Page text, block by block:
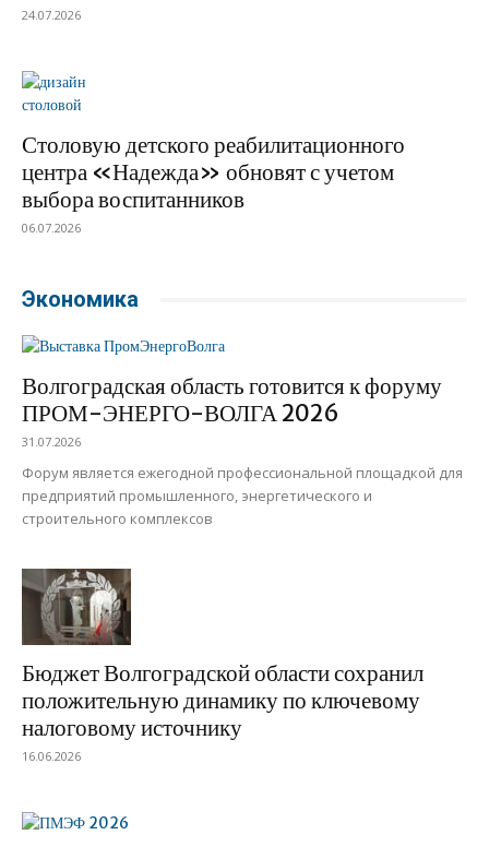
24.07.2026
Столовую детского реабилитационного
центра «Надежда» обновят с учетом
выбора воспитанников
06.07.2026
Экономика
Волгоградская область готовится к форуму
ПРОМ-ЭНЕРГО-ВОЛГА 2026
31.07.2026
Форум является ежегодной профессиональной площадкой для
предприятий промышленного, энергетического и
строительного комплексов
Бюджет Волгоградской области сохранил
положительную динамику по ключевому
налоговому источнику
16.06.2026